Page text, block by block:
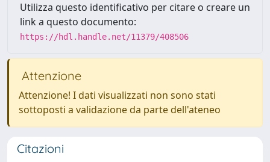
Utilizza questo identificativo per citare o creare un
link a questo documento:
https://hdl.handle.net/11379/408506
Attenzione
Attenzione! I dati visualizzati non sono stati
sottoposti a validazione da parte dell'ateneo
Citazioni